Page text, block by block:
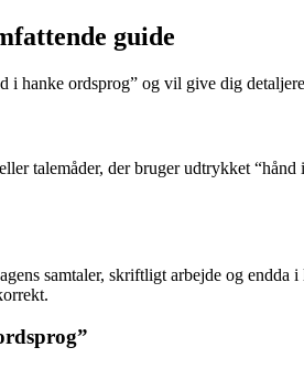
guide
i hanke ordsprog” og vil give dig
talemåder, der bruger udtrykket
samtaler, skriftligt arbejde og